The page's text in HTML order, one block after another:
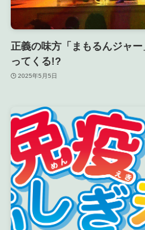
正義の味方「まもるんジャ
ってくる!?
2025年5月5日